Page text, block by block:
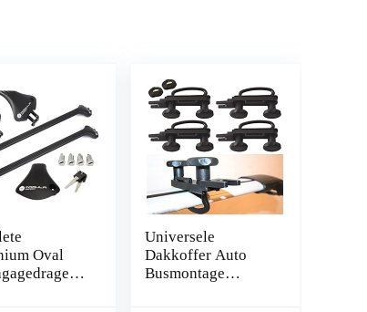
Oval
Universele
Dakkoffer Auto
Busmontage